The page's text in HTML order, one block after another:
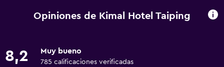
Seguridad las 24 horas
Opiniones de Kimal Hotel Taiping
8,2 Muy bueno
785 calificaciones verificadas